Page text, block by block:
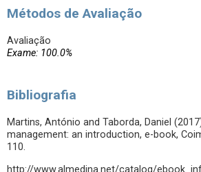
Métodos de Avaliação
Avaliação
Exame: 100.0%
Bibliografia
Martins, António and Taborda, Daniel
management: an introduction, e-book,
110.
http://www.almedina.net/catalog/